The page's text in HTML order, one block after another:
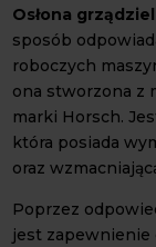
Osłona
sposób
roboczych
ona stworzona z
marki Horsch.
która posiada
oraz
Poprzez
jest zapewnienie